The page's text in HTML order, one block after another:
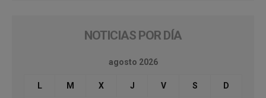
NOTICIAS POR DÍA
agosto 2026
L M X J V S D